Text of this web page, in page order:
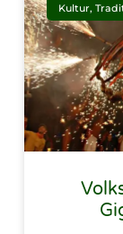
Kultur,